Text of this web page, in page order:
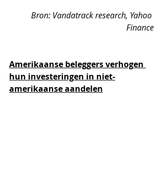
Bron: Vandatrack research, Yahoo
Finance
Amerikaanse beleggers verhogen
hun investeringen in niet-
amerikaanse aandelen